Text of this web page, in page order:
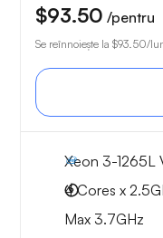
$93.50 /pentru
Se reînnoiește la $93.50/
Xeon 3-1265L
4 Cores x
Max 3.7GHz